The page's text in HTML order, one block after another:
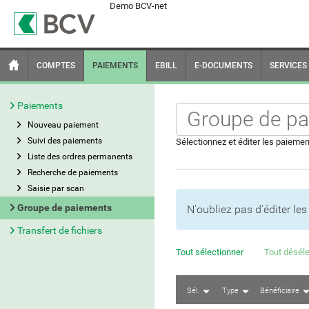
Demo BCV-net
COMPTES PAIEMENTS EBILL E-DOCUMENTS SERVICES
Paiements
Nouveau paiement
Suivi des paiements
Liste des ordres permanents
Recherche de paiements
Saisie par scan
Groupe de paiements
Transfert de fichiers
Sélectionnez et éditer les
N'oubliez pas d'éditer
Tout sélectionner Tout
Sél. Type Bénéficiaire